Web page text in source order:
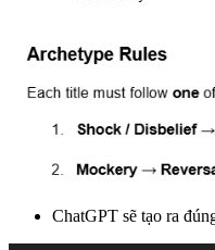
ChatGPT sẽ tạo ra